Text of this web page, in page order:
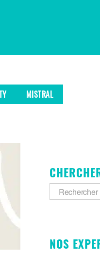
MISTRAL
NOS